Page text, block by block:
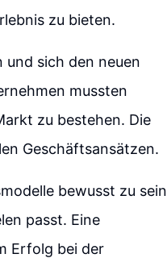
zu bieten.
und sich den neuen
mussten
zu bestehen. Die
Geschäftsansätzen.
bewusst zu sein
passt. Eine
Erfolg bei der